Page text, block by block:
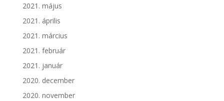
2021. május
2021. április
2021. március
2021. február
2021. január
2020. december
2020. november